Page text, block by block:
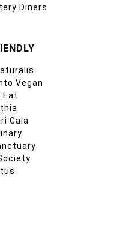
Diners
Vegan
Gaia